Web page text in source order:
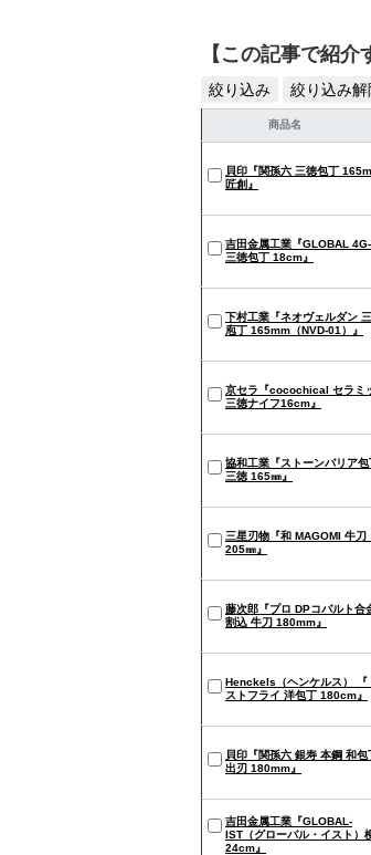
【この記事で紹介
絞り込み 絞り込み解
商品名
貝印『関孫六 三徳包丁
匠創』
吉田金属工業『GLOBAL
三徳包丁 18cm』
下村工業『ネオヴェルダン
庖丁 165mm（NVD-01）』
京セラ『cocochical セラミ
三徳ナイフ16cm』
協和工業『ストーンバリア包
三徳 165㎜』
三星刃物『和 MAGOMI 牛刀
205㎜』
藤次郎『プロ DPコバルト合
割込 牛刀 180mm』
Henckels（ヘンケルス） 『
ストフライ 洋包丁 180cm』
貝印『関孫六 銀寿 本鋼 和包
出刃 180mm』
吉田金属工業『GLOBAL-
IST（グローバル・イスト）
24cm』